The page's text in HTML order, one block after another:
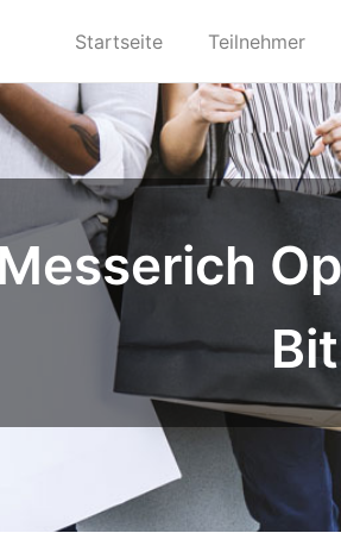
Startseite Teilnehmer